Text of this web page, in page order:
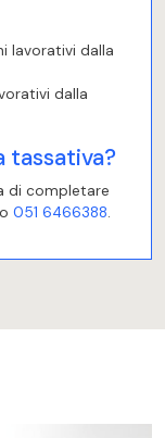
lavorativi dalla
dalla
tassativa?
di completare
051 6466388.